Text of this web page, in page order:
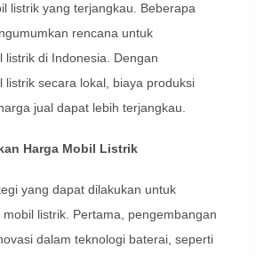
listrik yang terjangkau. Beberapa
rencana untuk
listrik di Indonesia. Dengan
listrik secara lokal, biaya produksi
jual dapat lebih terjangkau.
Harga Mobil Listrik
yang dapat dilakukan untuk
listrik. Pertama, pengembangan
dalam teknologi baterai, seperti